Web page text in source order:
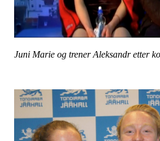
Juni Marie og trener Aleksandr etter